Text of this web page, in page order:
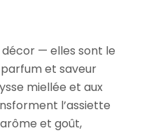
décor — elles sont le
et saveur
miellée et aux
l’assiette
et goût,